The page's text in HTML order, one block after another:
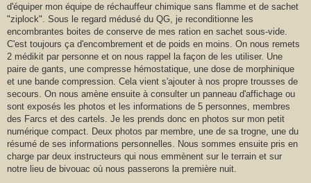
d'équiper mon équipe de réchauffeur chimique sans flamme et de sachet
"ziplock". Sous le regard médusé du QG, je reconditionne les
encombrantes boites de conserve de mes ration en sachet sous-vide.
C'est toujours ça d'encombrement et de poids en moins. On nous remets
2 médikit par personne et on nous rappel la façon de les utiliser. Une
paire de gants, une compresse hémostatique, une dose de morphinique
et une bande compression. Cela vient s'ajouter à nos propre trousses de
secours. On nous amène ensuite à consulter un panneau d'affichage ou
sont exposés les photos et les informations de 5 personnes, membres
des Farcs et des cartels. Je les prends donc en photos sur mon petit
numérique compact. Deux photos par membre, une de sa trogne, une du
résumé de ses informations personnelles. Nous sommes ensuite pris en
charge par deux instructeurs qui nous emmènent sur le terrain et sur
notre lieu de bivouac où nous passerons la première nuit.